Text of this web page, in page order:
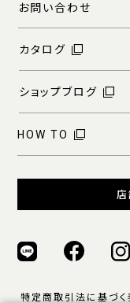
お問い合わせ
カタログ
ショップブログ
HOW TO
特定商取引法に基づく